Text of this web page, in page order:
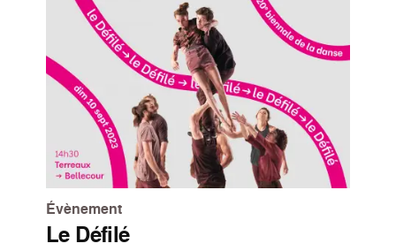
Évènement
Le Défilé